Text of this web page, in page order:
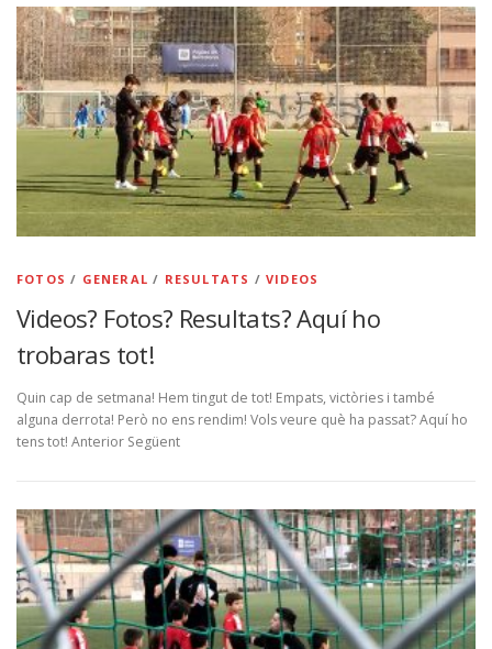
FOTOS / GENERAL / RESULTATS /VIDEOS
Videos? Fotos? Resultats? Aquí ho
trobaras tot!
Quin cap de setmana! Hem tingut de tot! Empats, victòries i també
alguna derrota! Però no ens rendim! Vols veure què ha passat? Aquí ho
tens tot! Anterior Següent